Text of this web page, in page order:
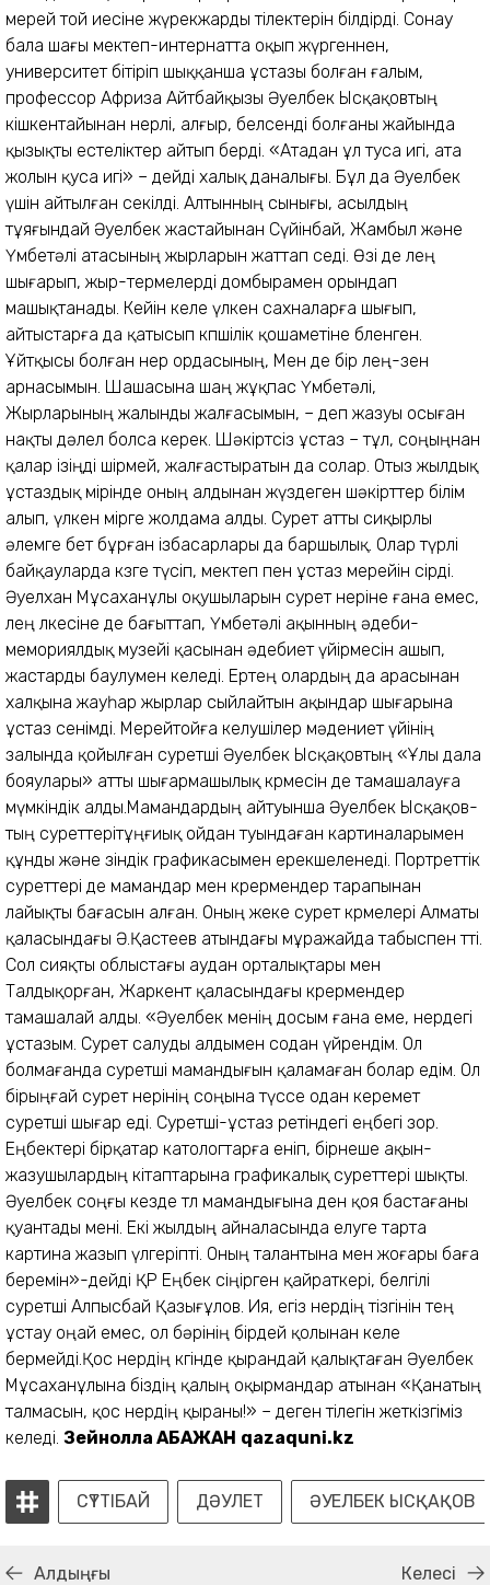
мерей той иесіне жүрекжарды тілектерін білдірді. Сонау
бала шағы мектеп-интернатта оқып жүргеннен,
университет бітіріп шыққанша ұстазы болған ғалым,
профессор Африза Айтбайқызы Әуелбек Ысқақовтың
кішкентайынан өнерлі, алғыр, белсенді болғаны жайында
қызықты естеліктер айтып берді. «Атадан ұл туса игі, ата
жолын қуса игі» – дейді халық да­налығы. Бұл да Әуелбек
үшін айтылған секілді. Алтынның сынығы, асылдың
тұяғындай Әуелбек жастайынан Сүйін­бай, Жамбыл және
Үмбетәлі ата­сының жырларын жаттап өседі. Өзі де өлең
шығарып, жыр-термелерді домбырамен орындап
машықтанады. Кейін келе үлкен сахналарға шығып,
айтыстарға да қатысып көпшілік қошаметіне бөленген.
Ұйтқысы болған өнер ордасының, Мен де бір өлең-өзен
арнасымын. Шашасына шаң жұқпас Үмбетәлі,
Жырларының жалынды жалғасымын, – деп жазуы осыған
нақты дәлел болса керек. Шәкіртсіз ұстаз – тұл, соңыңнан
қалар ізіңді өшірмей, жалғастыратын да солар. Отыз жылдық
ұстаздық өмірінде оның алдынан жүздеген шәкірттер білім
алып, үлкен өмірге жолдама алды. Сурет атты сиқырлы
әлемге бет бұрған ізбасарлары да баршылық. Олар түрлі
байқауларда көзге түсіп, мектеп пен ұстаз мерейін өсірді.
Әуелхан Мұсаханұлы оқушыларын сурет өнеріне ғана емес,
өлең өлкесіне де бағыттап, Үмбетәлі ақынның әдеби-
мемориялдық музейі қасынан әдебиет үйірмесін ашып,
жастарды баулумен келеді. Ертең олардың да арасынан
халқына жауһар жырлар сыйлайтын ақындар шығарына
ұстаз сенімді. Мерейтойға келушілер мә­дениет үйінің
залында қойыл­ған суретші Әуелбек Ыс­қақовтың «Ұлы дала
бояулары» атты шығармашылық көрмесін де тамашалауға
мүм­кіндік алды.Мамандардың айтуынша Әуелбек Ысқақов­
тың суреттерітұңғиық ойдан туын­даған картиналарымен
құнды және өзіндік графикасымен ерекшеленеді. Портреттік
суреттері де мамандар мен көрер­мендер тарапынан
лайықты бағасын алған. Оның жеке сурет көрмелері Алматы
қаласындағы Ә.Қастеев атындағы мұражайда табыспен өтті.
Сол сияқты облыстағы аудан орталықтары мен
Талдықорған, Жаркент қаласындағы көрермендер
тамашалай алды. «Әуелбек менің досым ғана еме, өнердегі
ұстазым. Сурет салуды алдымен содан үй­рендім. Ол
болмағанда суретші мамандығын қаламаған болар едім. Ол
бірыңғай сурет өнерінің соңына түссе одан керемет
суретші шығар еді. Суретші-ұстаз ретіндегі еңбегі зор.
Еңбектері бірқатар катологтарға еніп, бірнеше ақын-
жазушылардың кітаптарына графикалық суреттері шықты.
Әуелбек соңғы кезде төл мамандығына ден қоя бастағаны
қуантады мені. Екі жылдың айналасында елуге тарта
картина жазып үлгеріпті. Оның талантына мен жоғары баға
беремін»-дейді ҚР Еңбек сіңірген қайраткері, белгілі
суретші Алпысбай Қазығұлов. Ия, егіз өнердің тізгінін тең
ұстау оңай емес, ол бә­рінің бірдей қолынан келе
бермейді.Қос өнердің көгінде қырандай қалықтаған Әуелбек
Мұсаханұлына біздің қалың оқырмандар атынан «Қанатың
талмасын, қос өнердің қы­раны!» – деген тілегін жеткіз­гіміз
келеді. Зейнолла АБАЖАН qazaquni.kz
СҮТТІБАЙ ДӘУЛЕТ ӘУЕЛБЕК ЫСҚАҚОВ
Алдыңғы Келесі